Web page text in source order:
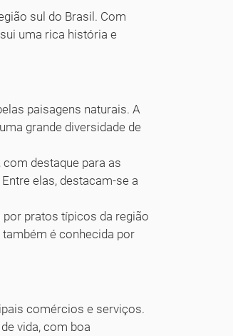
sul do Brasil. Com
uma rica história e
paisagens naturais. A
grande diversidade de
destaque para as
elas, destacam-se a
pratos típicos da região
é conhecida por
comércios e serviços.
vida, com boa